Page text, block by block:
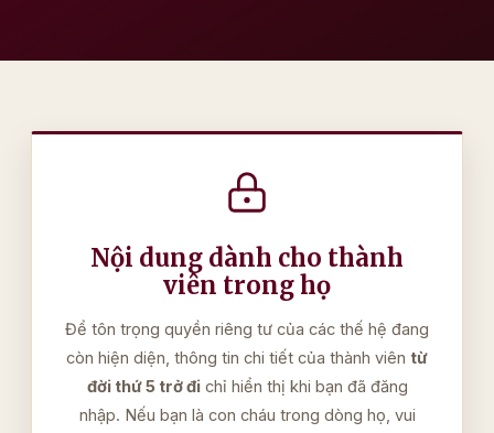
Nội dung dành cho thành
viên trong họ
Để tôn trọng quyền riêng tư của các thế hệ đang
còn hiện diện, thông tin chi tiết của thành viên từ
đời thứ 5 trở đichỉ hiển thị khi bạn đã đăng
nhập. Nếu bạn là con cháu trong dòng họ, vui